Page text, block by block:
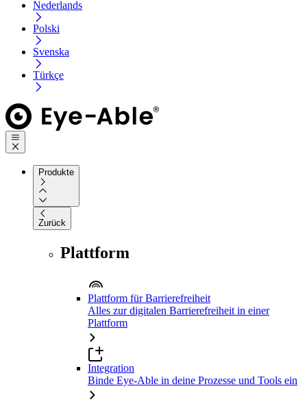
Nederlands
Polski
Svenska
Türkçe
Produkte
Zurück
Plattform
Plattform für Barrierefreiheit
Alles zur digitalen Barrierefreiheit in einer
Plattform
Integration
Binde Eye-Able in deine Prozesse und Tools ein